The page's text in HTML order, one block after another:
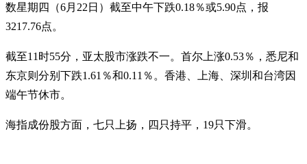
数星期四（6月22日）截至中午下跌0.18％或5.90点，报
3217.76点。
截至11时55分，亚太股市涨跌不一。首尔上涨0.53％，悉尼和
东京则分别下跌1.61％和0.11％。香港、上海、深圳和台湾因
端午节休市。
海指成份股方面，七只上扬，四只持平，19只下滑。